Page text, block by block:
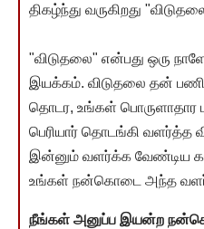
திகழ்ந்து வருகிறது
"விடுதலை" என்பது ஒரு
இயக்கம். விடுதலை தன்
தொடர, உங்கள் பொருளாதார
பெரியார் தொடங்கி வளர்த்த
இன்னும் வளர்க்க வேண்டிய
உங்கள் நன்கொடை அந்த
நீங்கள் அனுப்ப இயன்ற